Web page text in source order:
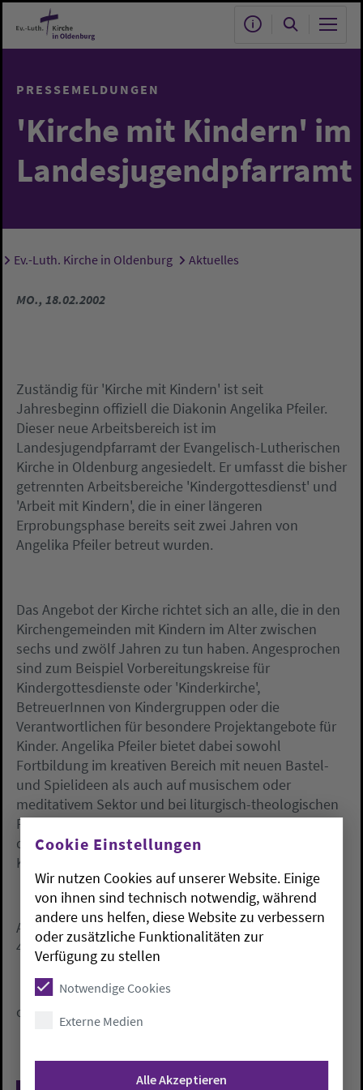
Zum Hauptinhalt springen
PRESSEMELDUNGEN
'Kirche mit Kindern' im
Landesjugendpfarramt
Sie sind hier:
Ev.-Luth. Kirche in Oldenburg Aktuelles
MO., 18.02.2002
Zuständig für 'Kirche mit Kindern' ist seit
Jahresbeginn offiziell die Diakonin Angelika Pfeiler.
Dieser neue Arbeitsbereich ist im
Landesjugendpfarramt der Evangelisch-Lutherischen
Kirche in Oldenburg angesiedelt. Er umfasst die bisher
getrennten Arbeitsbereiche 'Kindergottesdienst' und
'Arbeit mit Kindern', die in einer längeren
Erprobungsphase bereits seit zwei Jahren von
Angelika Pfeiler betreut wurden.
Das Angebot der Kirche richtet sich an alle, die in den
Kirchengemeinden mit Kindern im Alter zwischen
sechs und zwölf Jahren zu tun haben. Angesprochen
sind zum Beispiel Vorbereitungskreise für
Kindergottesdienste oder 'Kinderkirche',
BetreuerInnen von Kindergruppen oder die
Verantwortlichen für besondere Projektangebote für
Kinder. Angelika Pfeiler bietet dabei sowohl
Fortbildung im kreativen Bereich mit neuen Bastel-
und Spielideen als auch auf musischem oder
meditativem Sektor und bei liturgisch-theologischen
Fragestellungen. Schließlich ist sie nicht zuletzt bei
der Beratung und Begleitung von Kindern in
Krisensituationen Ansprechpartnerin.
Anfragen bitte an Angelika Pfeiler, Tel.: 04 41 / 7701-
403, Email 'angelika.pfeiler@ejomail.de'.
oeh
Cookie Einstellungen
Wir nutzen Cookies auf unserer Website. Einige
von ihnen sind technisch notwendig, während
andere uns helfen, diese Website zu verbessern
oder zusätzliche Funktionalitäten zur
Verfügung zu stellen
Notwendige Cookies
Externe Medien
Alle Akzeptieren